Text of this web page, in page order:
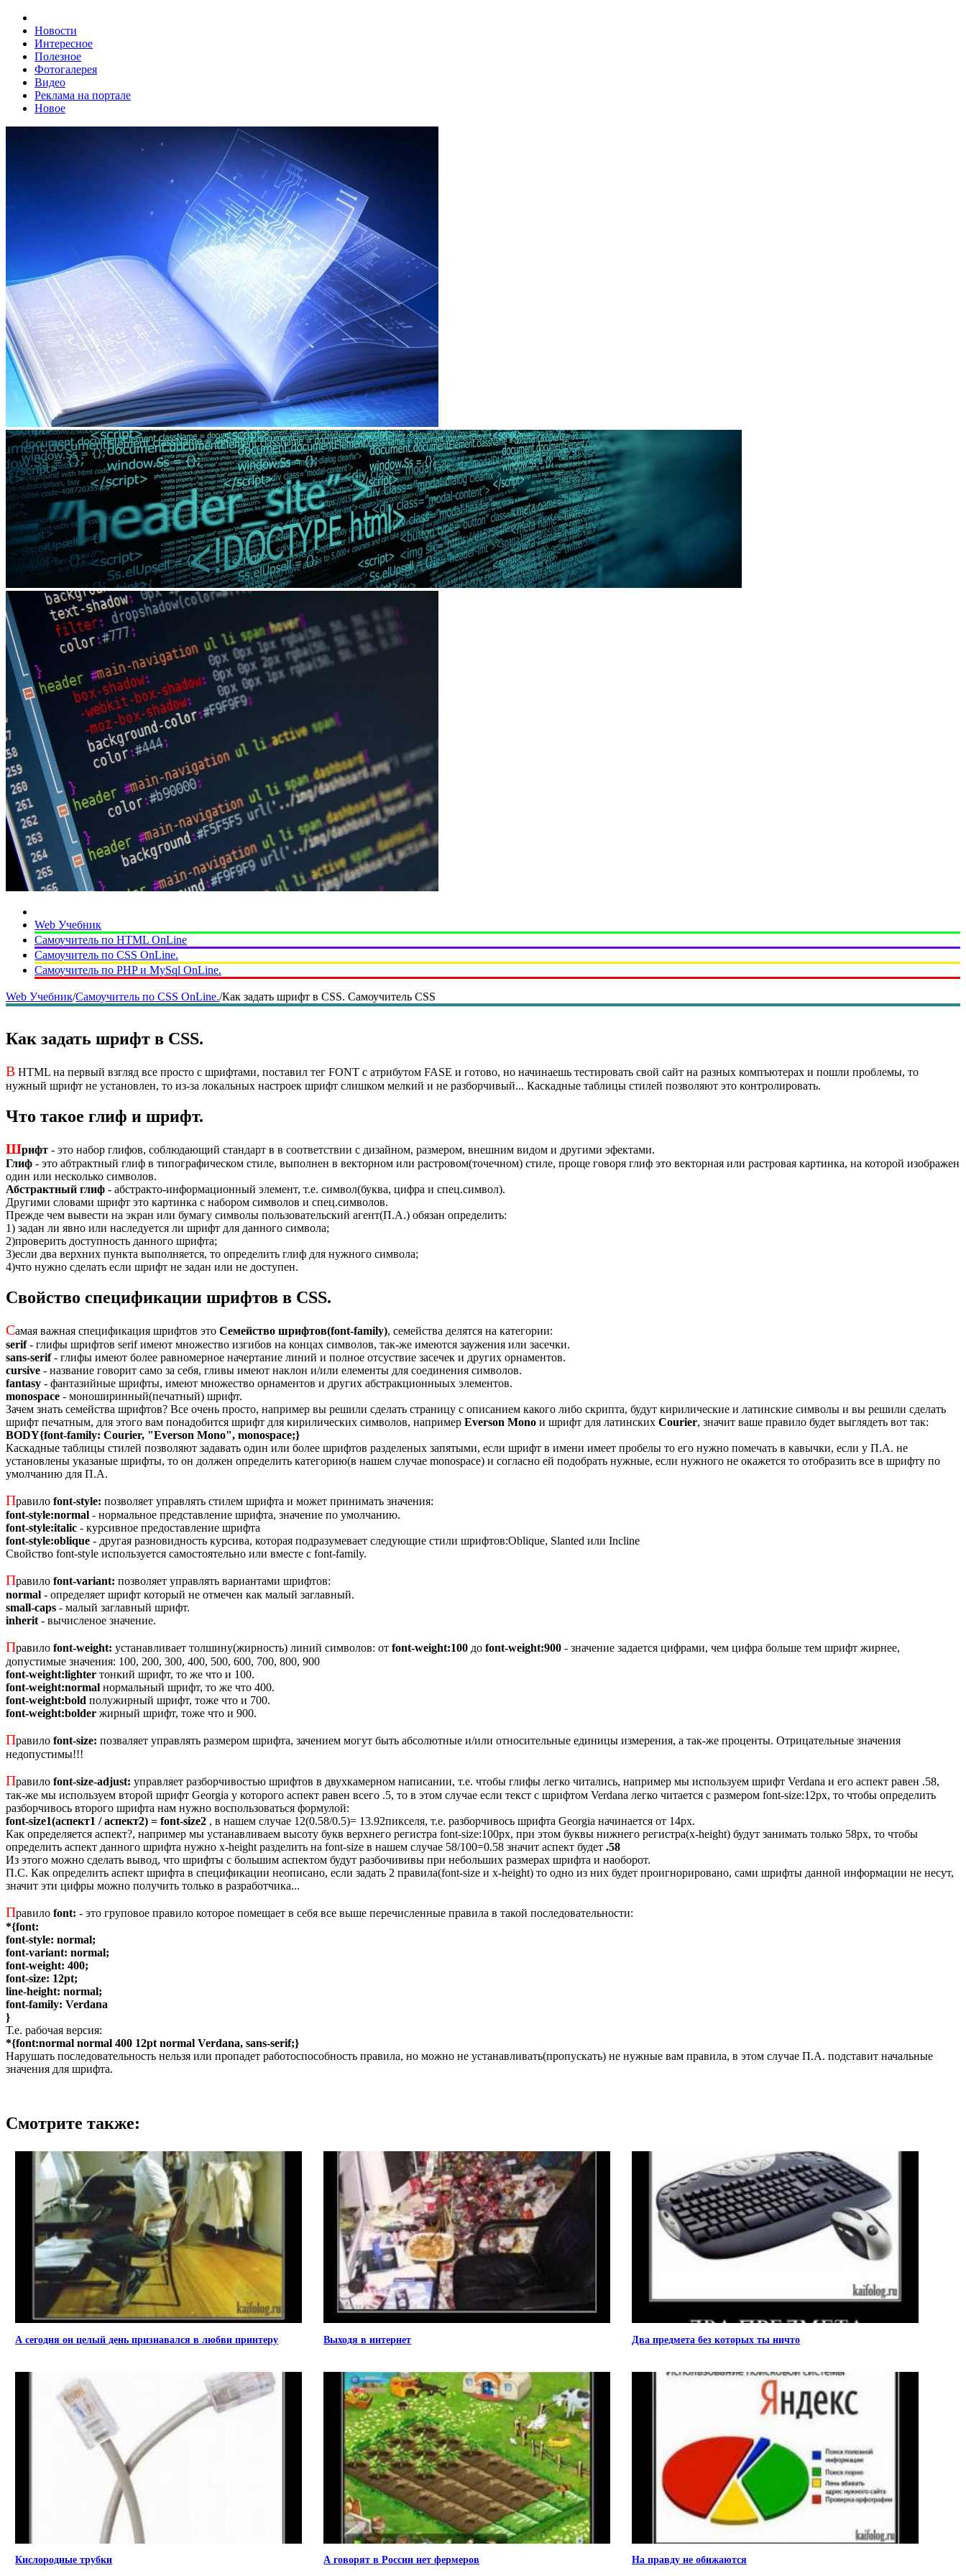
Новости
Интересное
Полезное
Фотогалерея
Видео
Реклама на портале
Новое
Web Учебник
Самоучитель по HTML OnLine
Самоучитель по CSS OnLine.
Самоучитель по PHP и MySql OnLine.
Web Учебник/Самоучитель по CSS OnLine./Как задать шрифт в CSS. Самоучитель CSS
Как задать шрифт в CSS.
В HTML на первый взгляд все просто с шрифтами, поставил тег FONT с атрибутом FASE и готово, но начинаешь тестировать свой сайт на разных компъютерах и пошли проблемы, то
нужный шрифт не установлен, то из-за локальных настроек шрифт слишком мелкий и не разборчивый... Каскадные таблицы стилей позволяют это контролировать.
Что такое глиф и шрифт.
Шрифт - это набор глифов, соблюдающий стандарт в в соответствии с дизайном, размером, внешним видом и другими эфектами.
Глиф - это абтрактный глиф в типографическом стиле, выполнен в векторном или растровом(точечном) стиле, проще говоря глиф это векторная или растровая картинка, на которой изображен
один или несколько символов.
Абстрактный глиф - абстракто-информационный элемент, т.е. символ(буква, цифра и спец.символ).
Другими словами шрифт это картинка с набором символов и спец.символов.
Прежде чем вывести на экран или бумагу символы пользовательский агент(П.А.) обязан определить:
1) задан ли явно или наследуется ли шрифт для данного символа;
2)проверить доступность данного шрифта;
3)если два верхних пункта выполняется, то определить глиф для нужного символа;
4)что нужно сделать если шрифт не задан или не доступен.
Свойство спецификации шрифтов в CSS.
Самая важная спецификация шрифтов это Семейство шрифтов(font-family), семейства делятся на категории:
serif- глифы шрифтов serif имеют множество изгибов на концах символов, так-же имеются заужения или засечки.
sans-serif- глифы имеют более равномерное начертание линий и полное отсуствие засечек и других орнаментов.
cursive - название говорит само за себя, гливы имеют наклон и/или елементы для соединения символов.
fantasy - фантазийные шрифты, имеют множество орнаментов и других абстракционныых элементов.
monospace - моноширинный(печатный) шрифт.
Зачем знать семейства шрифтов? Все очень просто, например вы решили сделать страницу с описанием какого либо скрипта, будут кирилические и латинские символы и вы решили сделать
шрифт печатным, для этого вам понадобится шрифт для кирилических символов, например Everson Mono и шрифт для латинских Courier, значит ваше правило будет выглядеть вот так:
BODY{font-family: Courier, "Everson Mono", monospace;}
Каскадные таблицы стилей позволяют задавать один или более шрифтов разделеных запятыми, если шрифт в имени имеет пробелы то его нужно помечать в кавычки, если у П.А. не
установлены указаные шрифты, то он должен определить категорию(в нашем случае monospace) и согласно ей подобрать нужные, если нужного не окажется то отобразить все в шрифту по
умолчанию для П.А.
Правило font-style: позволяет управлять стилем шрифта и может принимать значения:
font-style:normal - нормальное представление шрифта, значение по умолчанию.
font-style:italic - курсивное предоставление шрифта
font-style:oblique - другая разновидность курсива, которая подразумевает следующие стили шрифтов:Oblique, Slanted или Incline
Свойство font-style используется самостоятельно или вместе с font-family.
Правило font-variant: позволяет управлять вариантами шрифтов:
normal - определяет шрифт который не отмечен как малый заглавный.
small-caps - малый заглавный шрифт.
inherit - вычисленое значение.
Правило font-weight: устанавливает толшину(жирность) линий символов: от font-weight:100 до font-weight:900 - значение задается цифрами, чем цифра больше тем шрифт жирнее,
допустимые значения: 100, 200, 300, 400, 500, 600, 700, 800, 900
font-weight:lighter тонкий шрифт, то же что и 100.
font-weight:normal нормальный шрифт, то же что 400.
font-weight:bold полужирный шрифт, тоже что и 700.
font-weight:bolder жирный шрифт, тоже что и 900.
Правило font-size: позваляет управлять размером шрифта, зачением могут быть абсолютные и/или относительные единицы измерения, а так-же проценты. Отрицательные значения
недопустимы!!!
Правило font-size-adjust: управляет разборчивостью шрифтов в двухкамерном написании, т.е. чтобы глифы легко читались, например мы используем шрифт Verdana и его аспект равен .58,
так-же мы используем второй шрифт Georgia у которого аспект равен всего .5, то в этом случае если текст с шрифтом Verdana легко читается с размером font-size:12px, то чтобы определить
разборчивось второго шрифта нам нужно воспользоваться формулой:
font-size1(аспект1 / аспект2) = font-size2 , в нашем случае 12(0.58/0.5)= 13.92пикселя, т.е. разборчивось шрифта Georgia начинается от 14px.
Как определяется аспект?, например мы устанавливаем высоту букв верхнего регистра font-size:100px, при этом буквы нижнего регистра(x-height) будут занимать только 58px, то чтобы
определить аспект данного шрифта нужно x-height разделить на font-size в нашем случае 58/100=0.58 значит аспект будет .58
Из этого можно сделать вывод, что шрифты с большим аспектом будут разбочививы при небольших размерах шрифта и наоборот.
П.С. Как определить аспект шрифта в спецификации неописано, если задать 2 правила(font-size и x-height) то одно из них будет проигнорировано, сами шрифты данной информации не несут,
значит эти цифры можно получить только в разработчика...
Правило font: - это груповое правило которое помещает в себя все выше перечисленные правила в такой последовательности:
*{font:
font-style: normal;
font-variant: normal;
font-weight: 400;
font-size: 12pt;
line-height: normal;
font-family: Verdana
}
Т.е. рабочая версия:
*{font:normal normal 400 12pt normal Verdana, sans-serif;}
Нарушать последовательность нельзя или пропадет работоспособность правила, но можно не устанавливать(пропускать) не нужные вам правила, в этом случае П.А. подставит начальные
значения для шрифта.
Смотрите также:
А сегодня он целый день признавался в любви принтеру Выходя в интернет Два предмета без которых ты ничто
Кислородные трубки А говорят в России нет фермеров На правду не обижаются